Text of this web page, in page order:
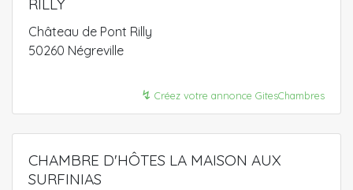
RILLY
Château de Pont Rilly
50260 Négreville
↯ Créez votre annonce GitesChambres
CHAMBRE D'HÔTES LA MAISON AUX
SURFINIAS